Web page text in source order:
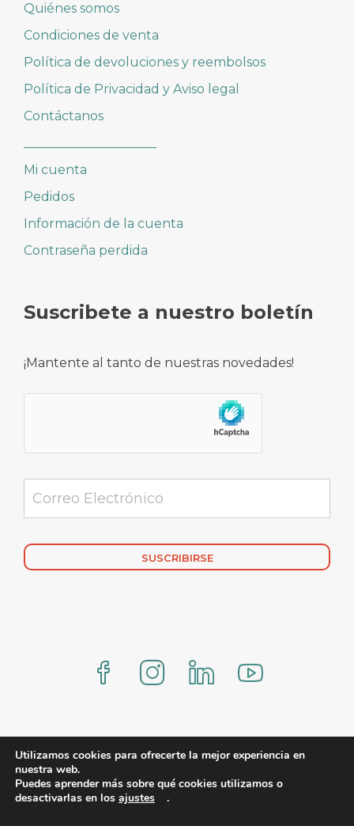
Quiénes somos
Condiciones de venta
Política de devoluciones y reembolsos
Política de Privacidad y Aviso legal
Contáctanos
Mi cuenta
Pedidos
Información de la cuenta
Contraseña perdida
Suscribete a nuestro boletín
¡Mantente al tanto de nuestras novedades!
Utilizamos cookies para ofrecerte la mejor experiencia en
nuestra web.
Puedes aprender más sobre qué cookies utilizamos o
desactivarlas en los ajustes .